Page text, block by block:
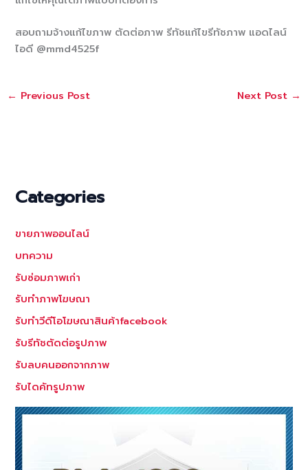
สอบถามจ้างแก้ไขภาพ ตัดต่อภาพ รีทัชแก้ไขรีทัชภาพ แอดไลน์
ไอดี @mmd4525f
← Previous Post Next Post →
Categories
ขายภาพออนไลน์
บทความ
รับซ่อมภาพเก่า
รับทำภาพโฆษณา
รับทำวีดีโอโฆษณาสินค้าfacebook
รับรีทัชตัดต่อรูปภาพ
รับลบคนออกจากภาพ
รับไดคัทรูปภาพ